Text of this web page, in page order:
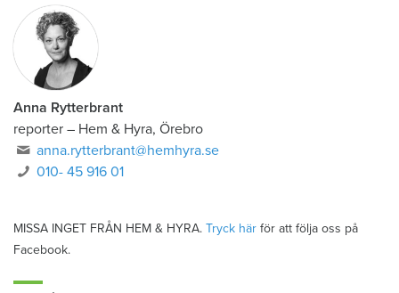
Anna Rytterbrant
reporter – Hem & Hyra, Örebro
anna.rytterbrant@hemhyra.se
010- 45 916 01
MISSA INGET FRÅN HEM & HYRA. Tryck här för att följa oss på
Facebook.